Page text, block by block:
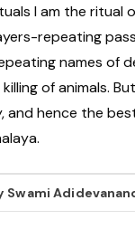
I am the ritual
repeating
names of
of animals.
and hence the
Swami